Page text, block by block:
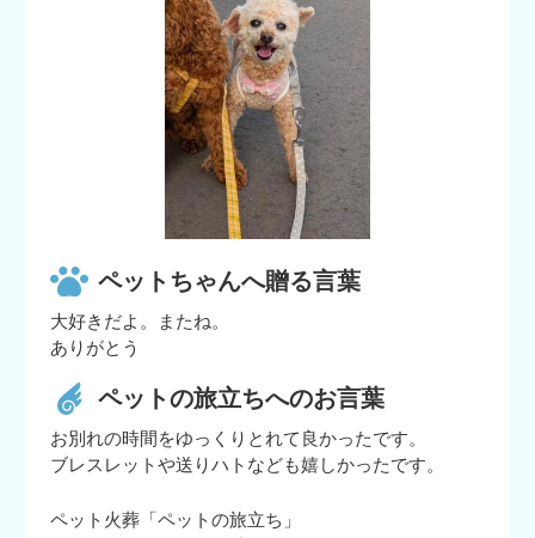
ペットちゃんへ贈る言葉
大好きだよ。またね。
ありがとう
ペットの旅立ちへのお言葉
お別れの時間をゆっくりとれて良かったです。
ブレスレットや送りハトなども嬉しかったです。
ペット火葬「ペットの旅立ち」